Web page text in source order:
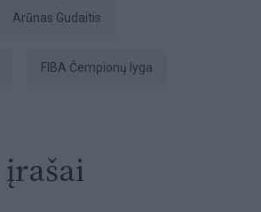
Arūnas Gudaitis
FIBA Čempionų lyga